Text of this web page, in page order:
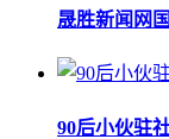
晟胜新闻网
90后小伙驻